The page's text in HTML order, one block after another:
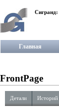
Сигранд:
Главная
FrontPage
Детали Историй